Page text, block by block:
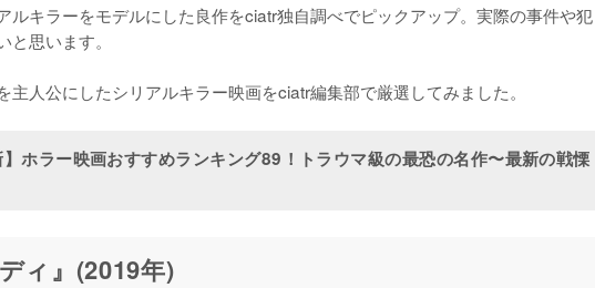
ルキラーをモデルにした良作をciatr独自調べでピックアップ。実際の事件や犯
思います。
人公にしたシリアルキラー映画をciatr編集部で厳選してみました。
】ホラー映画おすすめランキング89！トラウマ級の最恐の名作〜最新の戦慄
ィ』(2019年)